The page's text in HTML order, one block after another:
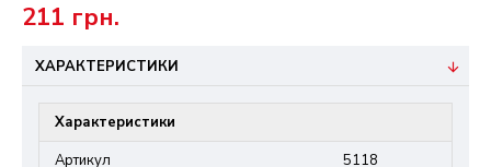
211 грн.
ХАРАКТЕРИСТИКИ
Характеристики
Артикул
5118